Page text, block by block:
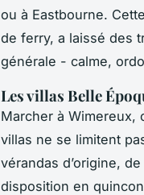
ou à Eastbourne.
de ferry, a laissé des
générale - calme,
Les villas Belle
Marcher à Wimereux,
villas ne se limitent
vérandas d’origine,
disposition en